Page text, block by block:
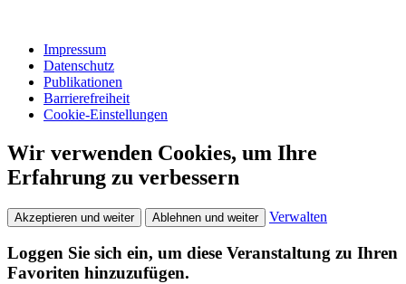
Impressum
Datenschutz
Publikationen
Barrierefreiheit
Cookie-Einstellungen
Wir verwenden Cookies, um Ihre
Erfahrung zu verbessern
Akzeptieren und weiter Ablehnen und weiter Verwalten
Loggen Sie sich ein, um diese Veranstaltung zu Ihren
Favoriten hinzuzufügen.